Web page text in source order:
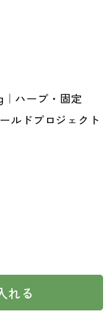
ハーブ・固定
ルドプロジェクト
れる